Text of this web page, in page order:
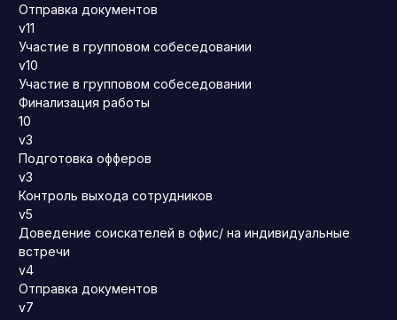
Отправка документов
v11
Участие в групповом собеседовании
v10
Участие в групповом собеседовании
Финализация работы
10
v3
Подготовка офферов
v3
Контроль выхода сотрудников
v5
Доведение соискателей в офис/ на индивидуальные
встречи
v4
Отправка документов
v7